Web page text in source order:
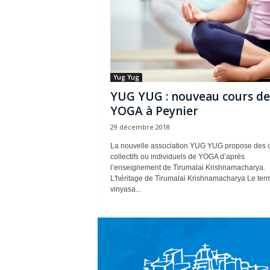
Yug Yug
YUG YUG : nouveau cours de
YOGA à Peynier
29 décembre 2018
La nouvelle association YUG YUG propose des
collectifs ou individuels de YOGA d’après
l’enseignement de Tirumalai Krishnamacharya.
L'héritage de Tirumalai Krishnamacharya Le
vinyasa...